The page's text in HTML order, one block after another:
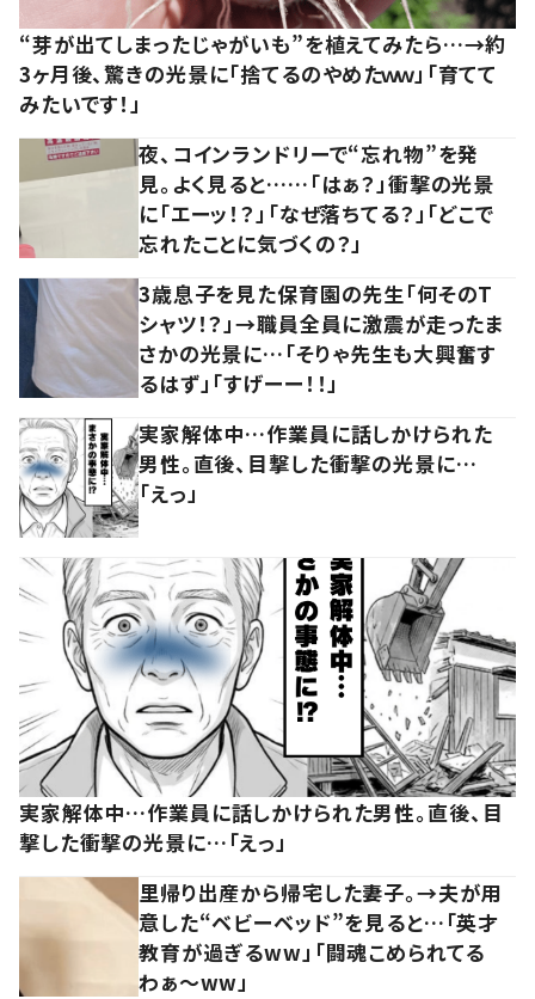
“芽が出てしまったじゃがいも”を植えてみたら…→約
3ヶ月後、驚きの光景に「捨てるのやめたｗｗ」「育てて
みたいです！」
夜、コインランドリーで“忘れ物”を発
見。よく見ると……「はぁ？」衝撃の光景
に「エーッ！？」「なぜ落ちてる？」「どこで
忘れたことに気づくの？」
3歳息子を見た保育園の先生「何そのT
シャツ！？」→職員全員に激震が走ったま
さかの光景に…「そりゃ先生も大興奮す
るはず」「すげーー！！」
実家解体中…作業員に話しかけられた
男性。直後、目撃した衝撃の光景に…
「えっ」
実家解体中…作業員に話しかけられた男性。直後、目
撃した衝撃の光景に…「えっ」
里帰り出産から帰宅した妻子。→夫が用
意した“ベビーベッド”を見ると…「英才
教育が過ぎるww」「闘魂こめられてる
わぁ～ww」